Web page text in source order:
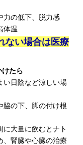
力の低下、脱力感
体温
ない場合は医療
たら
い日陰など涼しい場
脇の下、脚の付け根
に大量に飲むとナト
、腎臓や心臓の治療